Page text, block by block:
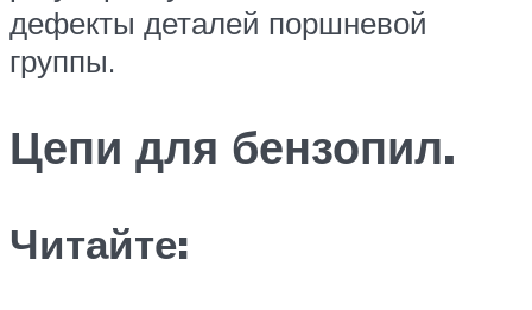
дефекты деталей поршневой
группы.
Цепи для бензопил.
Читайте: